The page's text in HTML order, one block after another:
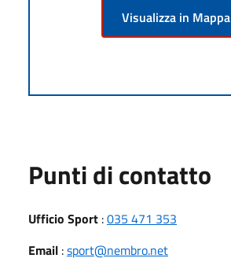
Visualizza in Mappa
Punti di contatto
Ufficio Sport :035 471 353
Email :sport@nembro.net